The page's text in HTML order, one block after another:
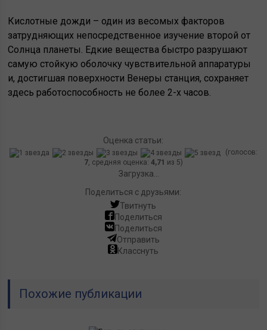
Кислотные дожди – один из весомых факторов
затрудняющих непосредственное изучение второй от
Солнца планеты. Едкие вещества быстро разрушают
самую стойкую оболочку чувствительной аппаратуры
и, достигшая поверхности Венеры станция, сохраняет
здесь работоспособность не более 2-х часов.
Оценка статьи:
(голосов:
7, средняя оценка: 4,71 из 5)
Загрузка...
Поделиться с друзьями:
Твитнуть
Поделиться
Поделиться
Отправить
Класснуть
Похожие публикации